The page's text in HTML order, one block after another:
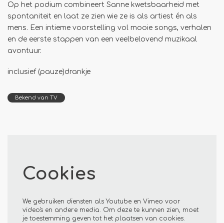
Op het podium combineert Sanne kwetsbaarheid met
spontaniteit en laat ze zien wie ze is als artiest én als
mens. Een intieme voorstelling vol mooie songs, verhalen
en de eerste stappen van een veelbelovend muzikaal
avontuur.
inclusief (pauze)drankje
Bekend van TV
Cookies
We gebruiken diensten als Youtube en Vimeo voor
video's en andere media. Om deze te kunnen zien, moet
je toestemming geven tot het plaatsen van cookies.